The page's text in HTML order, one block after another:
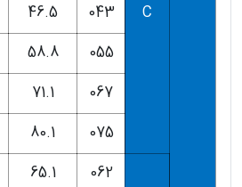
C
043
46.5
055
58.8
067
71.1
075
80.1
062
65.1